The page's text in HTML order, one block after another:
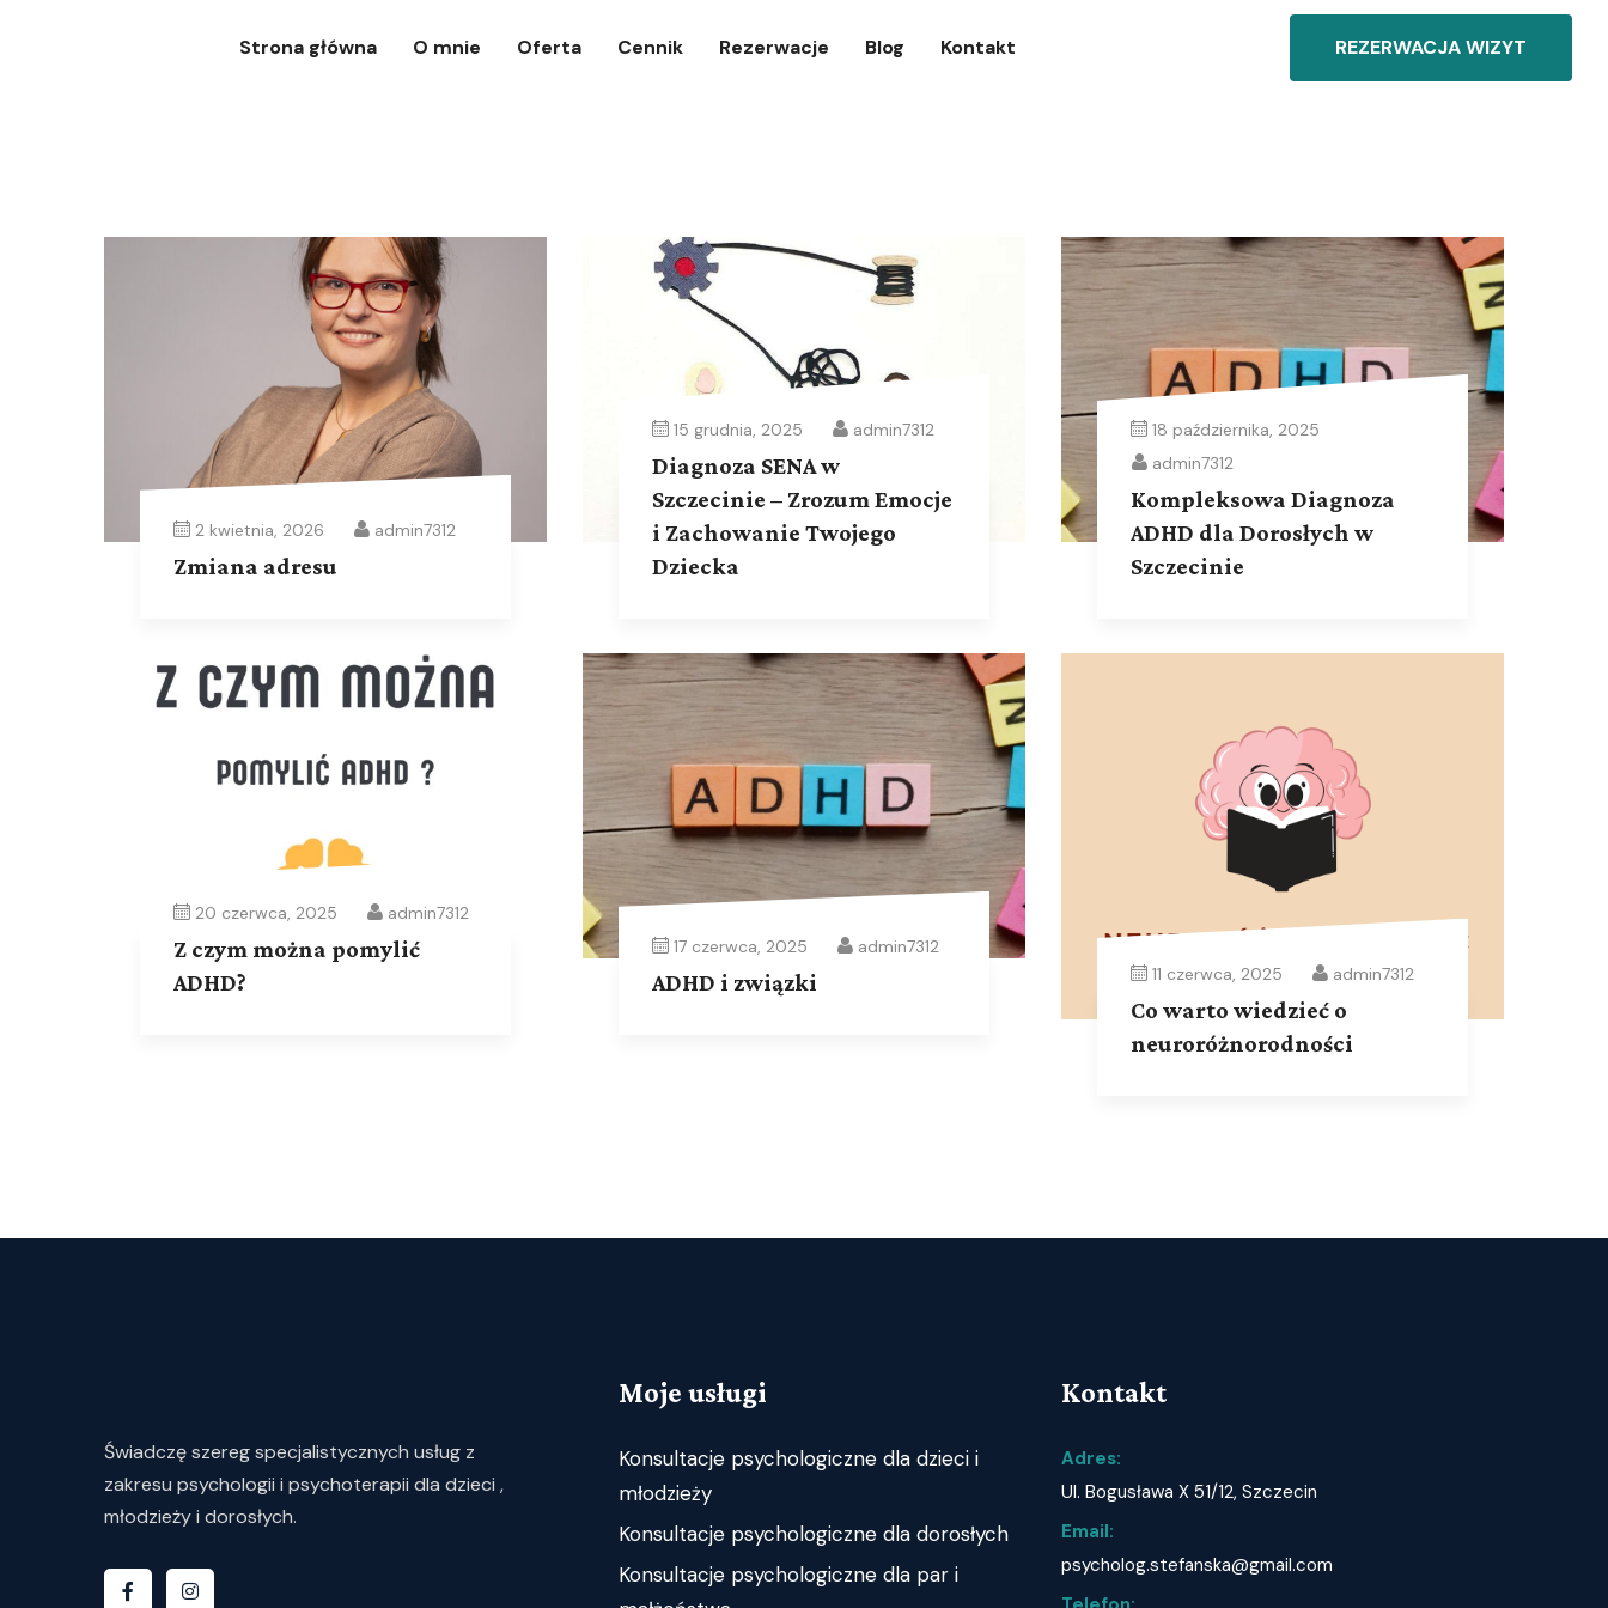
Strona główna O mnie Oferta Cennik Rezerwacje Blog Kontakt REZERWACJA WIZYT
2 kwietnia, 2026 admin7312
Zmiana adresu
15 grudnia, 2025 admin7312
Diagnoza SENA w
Szczecinie – Zrozum Emocje
i Zachowanie Twojego
Dziecka
18 października, 2025
admin7312
Kompleksowa Diagnoza
ADHD dla Dorosłych w
Szczecinie
20 czerwca, 2025 admin7312
Z czym można pomylić
ADHD?
17 czerwca, 2025 admin7312
ADHD i związki 11 czerwca, 2025 admin7312
Co warto wiedzieć o
neuroróżnorodności
Świadczęszeregspecjalistycznych usług z
zakresu psychologii i psychoterapii dla dzieci ,
młodzieży i dorosłych.
Moje usługi
Konsultacje psychologiczne dla dzieci i
młodzieży
Konsultacje psychologiczne dla dorosłych
Konsultacje psychologiczne dla par i
Kontakt
Adres:
Ul. Bogusława X 51/12, Szczecin
Email:
psycholog.stefanska@gmail.com